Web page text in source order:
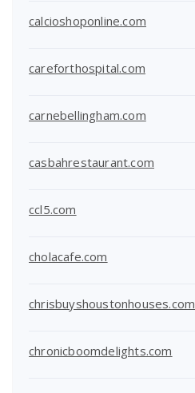
calcioshoponline.com
careforthospital.com
carnebellingham.com
casbahrestaurant.com
ccl5.com
cholacafe.com
chrisbuyshoustonhouses.com
chronicboomdelights.com